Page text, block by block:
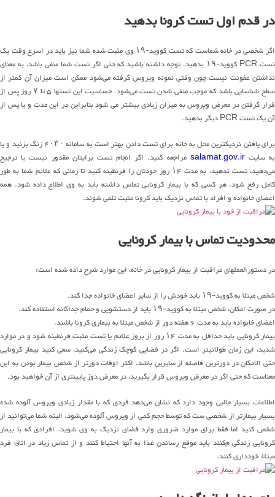
در قدم اول تست کرونا بدهید
اگر شخصی در خانه شماست که تست کووید-۱۹ وی مثبت شده شما نیز باید در اسرع وقت یک
تست PCR کووید-۱۹ بدهید. توجه داشته باشید که حتی اگر تست شما منفی باشد، به معنای
نداشتن عفونت نیست چون وقتی نمونه ویروس گرفته می‌شود ممکن است میزان آن کمتر از
سطح شناسایی باشد که موجب منفی شدن تست می‌شود. حساسیت این تستها ۵ تا ۷ روز پس از
قرار گرفتن در معرض ویروس به میزان زیادی بیشتر می شود بنابراین در این مدت و یا پس از
آن یک تست PCR دیگر بدهید.
برای یافتن نزدیکترین محل به خانه برای تست دادن بهتر است به سامانه ۴۰۳۰ زنگ بزنید و یا
به سایتsalamat.gov.ir مراجعه کنید. اگر انجام تست برایتان مقدور نیست یا ترجیح
می‌دهید، تست ندهید، به مدت ۱۴ روز خودتان را قرنطینه کنید تا زمانی که علائم شما به طور
کامل رفع شود. هر کسی که با بیمار کرونایی تماس داشته باید به وی اطلاع داده شود. همه
اعضای خانواده و افراد با تماس نزدیک باید کرونا مثبت تلقی شوند.
محدودیت تماس با بیمار کرونایی
در دستورالعملهای مراقبت از بیمار کرونایی در خانه، این موارد شرح داده شده است:
شخص مبتلا به کووید-۱۹ باید خودش را از سایر اعضای خانواده جدا کند.
در صورت امکان، شخص مبتلا به کووید-۱۹ باید از دستشویی و حمام جداگانه استفاده کند.
اعضای خانواده باید به مدت ۶ هفته دور از شخص مبتلا به بیماری کرونا باشند.
بیمار کرونایی باید حداقل به مدت ۱۴ روز از بروز علائم یا تست مثبت قرنطینه شود و در موارد
شدید، این زمان طولانیتر است. اگر در فضایی کوچک زندگی می‌کنید، سعی کنید بیمار کرونایی
حتی الامکان در دورترین فاصله از سایرین باشد. اکثر اوقات دورتر از شخص بیمار بودن به این
معناست که حتی اگر در معرض ویروس قرار بگیرید، در معرض دوز پایینتری از آن خواهید بود.
اطلاعات بسیار جالبی وجود دارد که نشان می‌دهد فردی که با مقدار زیادی ویروس آلوده شده
بسیار بیمارتر از شخصی ست که توسط حجم کمی از ویروس آلوده می‌شود. البته شما می‌توانید از
شخص کنید اما فقط برای موارد ضروری وارد فضای نزدیک به وی شوید. افرادی که با بیمار
کرونایی زندگی م‌کنند باید موقع رساندن غذا به آنها احتیاط کنند و از تماس زیاد در اتاق فرد
مبتلا، خودداری کنند.